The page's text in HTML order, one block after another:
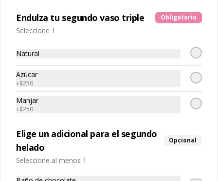
$6.700
Endulza tu segundo vaso triple Obligatorio
Seleccione 1
Natural
Azúcar
+$250
Manjar
+$250
Elige un adicional para el segundo
helado
Opcional
Seleccione al menos 1